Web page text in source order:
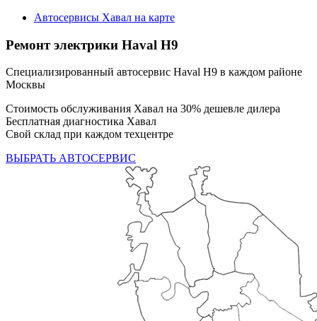
Автосервисы Хавал на карте
Ремонт электрики Haval H9
Специализированный автосервис Haval H9 в каждом районе
Москвы
Стоимость обслуживания Хавал на 30% дешевле дилера
Бесплатная диагностика Хавал
Свой склад при каждом техцентре
ВЫБРАТЬ АВТОСЕРВИС